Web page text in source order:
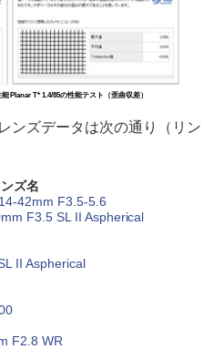
能 Planar T* 1.4/85の性能テスト（歪曲収差）
ンズデータは次の通り（リン
ズ名
42mm F3.5-5.6
F3.5 SL II Aspherical
II Aspherical
F2.8 WR